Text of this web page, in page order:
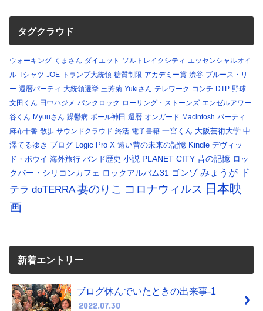
タグクラウド
ウォーキング くまさん ダイエット ソルトレイクシティ エッセンシャルオイ
ル Tシャツ JOE トランプ大統領 糖質制限 アカデミー賞 渋谷 ブルース・リ
ー 還暦パーティ 大統領選挙 三芳菊 Yukiさん テレワーク コンチ DTP 野球
文田くん 田中ハジメ パンクロック ローリング・ストーンズ エンゼルアワー
谷くん Myuuさん 躁鬱病 ポール神田 還暦 オンガード Macintosh パーティ
麻布十番 散歩 サウンドクラウド 終活 電子書籍 一宮くん 大阪芸術大学 中
澤てるゆき ブログ Logic Pro X 遠い昔の未来の記憶 Kindle デヴィッ
ド・ボウイ 海外旅行 バンド歴史 小説 PLANET CITY 昔の記憶 ロッ
クバー・シリコンカフェ ロックアルバム31 ゴンゾ みょうが
ド
テラ doTERRA 妻のりこ コロナウィルス 日本映
画
新着エントリー
ブログ休んでいたときの出来事-1
2022.07.30